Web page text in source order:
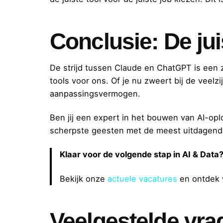
Conclusie: De
De strijd tussen Claude en ChatGPT is
tools voor ons. Of je nu zweert bij de
aanpassingsvermogen.
Ben jij een expert in het bouwen van AI-
scherpste geesten met de meest
Klaar voor de volgende stap in AI &
Bekijk onzeactuele vacatures en ontdek